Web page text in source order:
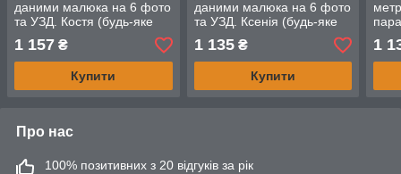
даними малюка на 6 фото
та УЗД. Костя (будь-яке
ім'я)
1 157 ₴
Купити
даними малюка на 6 фото
та УЗД. Ксенія (будь-яке
ім'я)
1 135₴
Купити
яке
1
Про нас
100% позитивних з 20 відгуків за рік